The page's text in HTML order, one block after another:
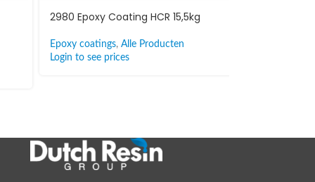
2980 Epoxy Coating HCR 15,5kg
Epoxy coatings, Alle Producten
Login to see prices